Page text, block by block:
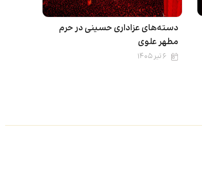
دسته‌های عزاداری حسینی در حرم
مطهر علوی
۶ تیر ۱۴۰۵